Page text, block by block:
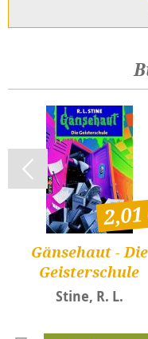
Gänsehaut - Die
Geisterschule
Stine, R. L.
2,01